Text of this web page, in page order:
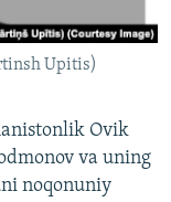
Upitis)
Ovik
va uning
noqonuniy